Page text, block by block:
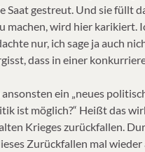
gestreut. Und sie füllt
machen, wird hier
nur, ich sage ja auch
dass in einer
ein „neues
ist möglich?“ Heißt das
Krieges zurückfallen.
Zurückfallen mal